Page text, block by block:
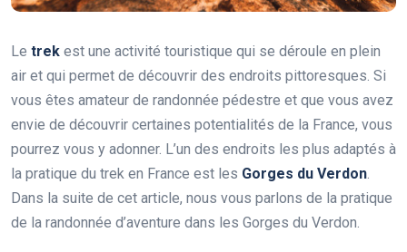
Le trek est une activité touristique qui se déroule en plein
air et qui permet de découvrir des endroits pittoresques. Si
vous êtes amateur de randonnée pédestre et que vous avez
envie de découvrir certaines potentialités de la France, vous
pourrez vous y adonner. L’un des endroits les plus adaptés à
la pratique du trek en France est les Gorges du Verdon.
Dans la suite de cet article, nous vous parlons de la pratique
de la randonnée d’aventure dans les Gorges du Verdon.